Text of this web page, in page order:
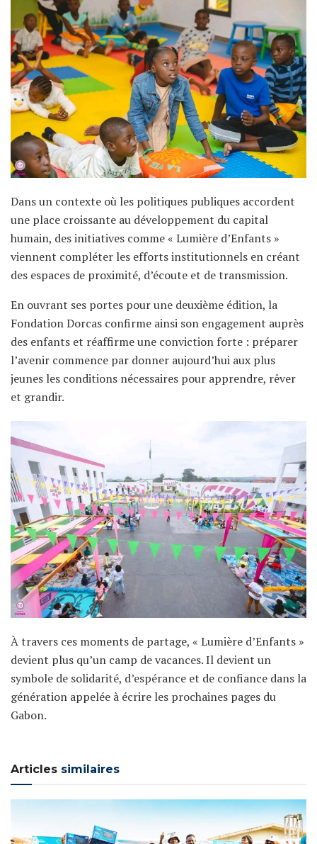
Dans un contexte où les politiques publiques accordent
une place croissante au développement du capital
humain, des initiatives comme « Lumière d’Enfants »
viennent compléter les efforts institutionnels en créant
des espaces de proximité, d’écoute et de transmission.
En ouvrant ses portes pour une deuxième édition, la
Fondation Dorcas confirme ainsi son engagement auprès
des enfants et réaffirme une conviction forte : préparer
l’avenir commence par donner aujourd’hui aux plus
jeunes les conditions nécessaires pour apprendre, rêver
et grandir.
À travers ces moments de partage, « Lumière d’Enfants »
devient plus qu’un camp de vacances. Il devient un
symbole de solidarité, d’espérance et de confiance dans la
génération appelée à écrire les prochaines pages du
Gabon.
Articles similaires